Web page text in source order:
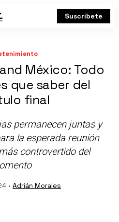
Suscríbete
México: Todo
que saber del
final
permanecen juntas y
la esperada reunión
controvertido del
• Adrián Morales